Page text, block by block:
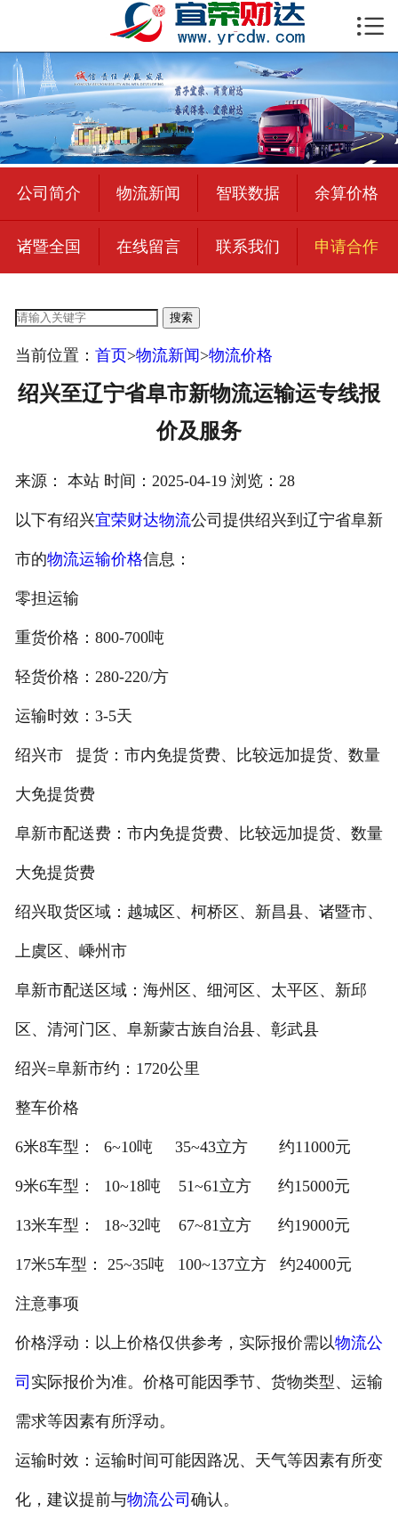
 首页
公司简介
物流新闻
绍兴至全国
合作加盟
宜荣智联
联系我们
登录

公司简介 物流新闻 智联数据 余算价格
诸暨全国 在线留言 联系我们 申请合作
搜索
当前位置： 首页>物流新闻 >物流价格
绍兴至辽宁省阜市新物流运输运专线报
价及服务
来源： 本站 时间：2025-04-19 浏览：28
以下有绍兴宜荣财达物流公司提供绍兴到辽宁省阜新
市的物流运输价格信息：
零担运输
重货价格：800-700吨
轻货价格：280-220/方
运输时效：3-5天
绍兴市 提货：市内免提货费、比较远加提货、数量
大免提货费
阜新市配送费：市内免提货费、比较远加提货、数量
大免提货费
绍兴取货区域：越城区、柯桥区、新昌县、诸暨市、
上虞区、嵊州市
阜新市配送区域：海州区、细河区、太平区、新邱
区、清河门区、阜新蒙古族自治县、彰武县
绍兴=阜新市约：1720公里
整车价格
6米8车型： 6~10吨 35~43立方 约11000元
9米6车型： 10~18吨 51~61立方 约15000元
13米车型： 18~32吨 67~81立方 约19000元
17米5车型： 25~35吨 100~137立方 约24000元
注意事项
价格浮动：以上价格仅供参考，实际报价需以物流公
司 实际报价为准。价格可能因季节、货物类型、运输
需求等因素有所浮动。
运输时效：运输时间可能因路况、天气等因素有所变
化，建议提前与物流公司 确认。